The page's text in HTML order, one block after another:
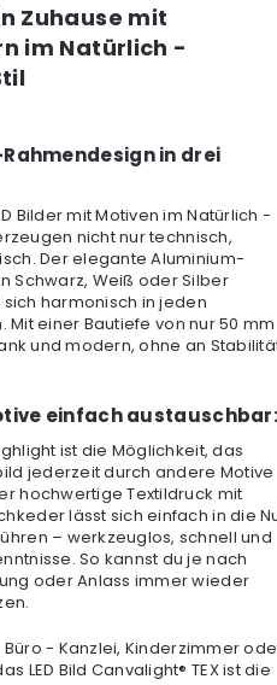
Zuhause mit
im Natürlich -
Rahmendesign in drei
Bilder mit Motiven im Natürlich -
nicht nur technisch,
Der elegante Aluminium-
Schwarz, Weiß oder Silber
harmonisch in jeden
Mit einer Bautiefe von nur 50 mm
und modern, ohne an
einfach austauschbar:
ist die Möglichkeit, das
jederzeit durch andere Motive
hochwertige Textildruck mit
lässt sich einfach in die
– werkzeuglos, schnell und
So kannst du je nach
oder Anlass immer wieder
Büro - Kanzlei, Kinderzimmer
LED Bild Canvalight® TEX ist die